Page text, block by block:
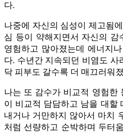
다.
나중에 자신의 심성이 제고됨
심 등이 약해지면서 자신의
영험하고 많아졌는데 에너지
다. 수년간 지속되던 비염도
닥 피부도 갈수록 더 매끄러워
나는 또 감수가 비교적 영험한
이 비교적 담담하고 남을 대할
내거나 거만하지 않아서 마치
처럼 선량하고 순박하며 두터